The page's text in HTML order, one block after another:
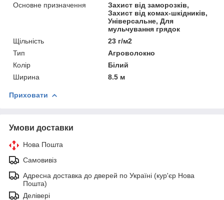
Основне призначення
Захист від заморозків,
Захист від комах-шкідників,
Універсальне, Для
мульчування грядок
Щільність
23 г/м2
Тип
Агроволокно
Колір
Білий
Ширина
8.5 м
Приховати
Умови доставки
Нова Пошта
Самовивіз
Адресна доставка до дверей по Україні (кур'єр Нова
Пошта)
Делівері